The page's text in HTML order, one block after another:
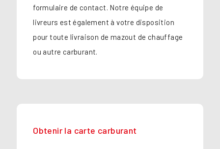
formulaire de contact. Notre équipe de
livreurs est également à votre disposition
pour toute livraison de mazout de chauffage
ou autre carburant.
Obtenir la carte carburant